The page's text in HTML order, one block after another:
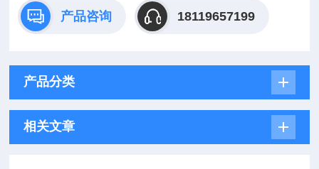
产品咨询 18119657199
产品分类
相关文章